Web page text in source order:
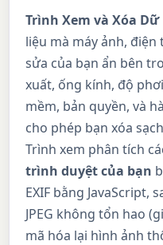
Trình Xem và Xóa Dữ
liệu mà máy ảnh,
sửa của bạn ẩn bên
xuất, ống kính, độ
mềm, bản quyền, và
cho phép bạn xóa
Trình xem phân tích
trình duyệt của bạn
EXIF bằng JavaScript,
JPEG không tổn hao
mã hóa lại hình ảnh